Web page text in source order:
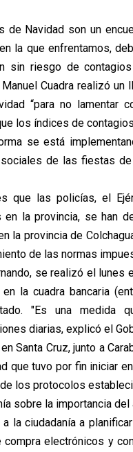
de Navidad son un
la que enfrentamos,
sin riesgo de
Manuel Cuadra realizó
“para no lamentar
los índices de
se está
de las fiestas
que las policías, el
en la provincia, se han
la provincia de
de las normas
se realizó el
en la cuadra bancaria
"Es una medida
diarias, explicó el
Santa Cruz, junto a
que tuvo por fin iniciar
los protocolos
sobre la importancia
a la ciudadanía a
compra electrónicos y